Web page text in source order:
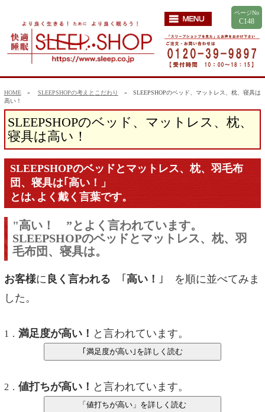
ページNo
C148
HOME» SLEEPSHOPの考えとこだわり
» SLEEPSHOPのベッド、マットレス、枕、寝具は
高い！
SLEEPSHOPのベッド、マットレス、枕、
寝具は高い！
SLEEPSHOPのベッドとマットレス、枕、羽毛布
団、寝具は｢高い！」
とは､よく戴く言葉です。
"高い！ ”とよく言われています。
SLEEPSHOPのベッドとマットレス、枕、羽
毛布団、寝具は。
お客様に 良く言われる ｢ 高い！ ｣ を順に並べてみま
した。
1． 満足度が高い！ と言われています。
2． 値打ちが高い！ と言われています。